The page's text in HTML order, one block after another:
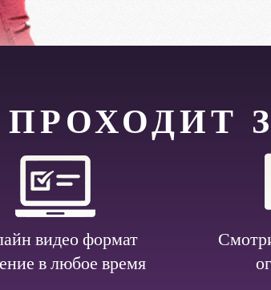
видео формат
в любое время